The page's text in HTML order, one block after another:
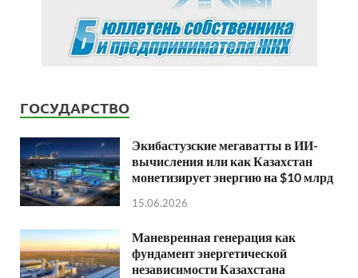
ГОСУДАРСТВО
Экибастузские мегаватты в ИИ-
вычисления или как Казахстан
монетизирует энергию на $10 млрд
15.06.2026
Маневренная генерация как
фундамент энергетической
независимости Казахстана